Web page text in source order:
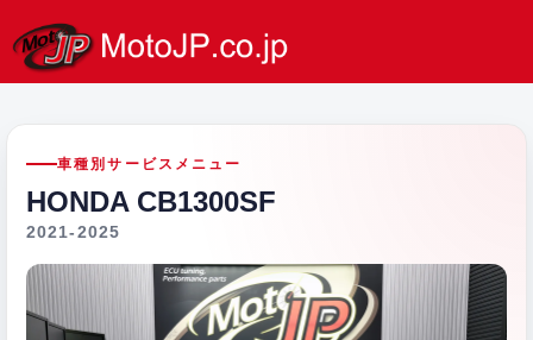
車種別サービスメニュー
HONDA CB1300SF
2021-2025